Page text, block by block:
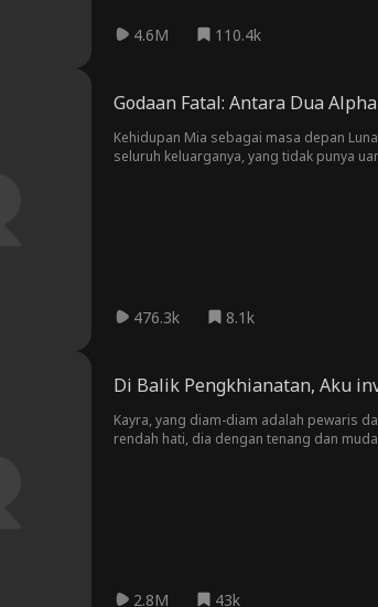
4.6M 110.4k
Godaan Fatal: Antara Dua Alpha
Kehidupan Mia sebagai masa depan
seluruh keluarganya, yang tidak punya
476.3k 8.1k
Di Balik Pengkhianatan, Aku
Kayra, yang diam-diam adalah pewaris
rendah hati, dia dengan tenang dan mudah
2.8M 43k